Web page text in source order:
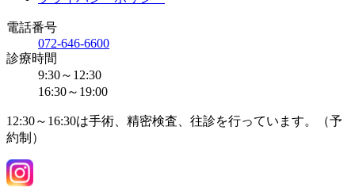
電話番号
072-646-6600
診療時間
9:30～12:30
16:30～19:00
12:30～16:30は手術、精密検査、往診を行っています。（予
約制）